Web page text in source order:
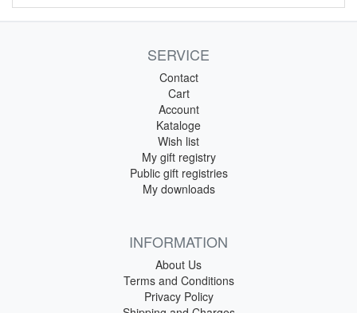
SERVICE
Contact
Cart
Account
Kataloge
Wish list
My gift registry
Public gift registries
My downloads
INFORMATION
About Us
Terms and Conditions
Privacy Policy